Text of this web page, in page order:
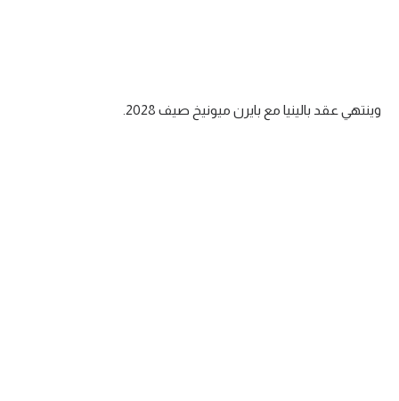
سعودي في الجول
وينتهي عقد بالينيا مع بايرن ميونيخ صيف 2028.